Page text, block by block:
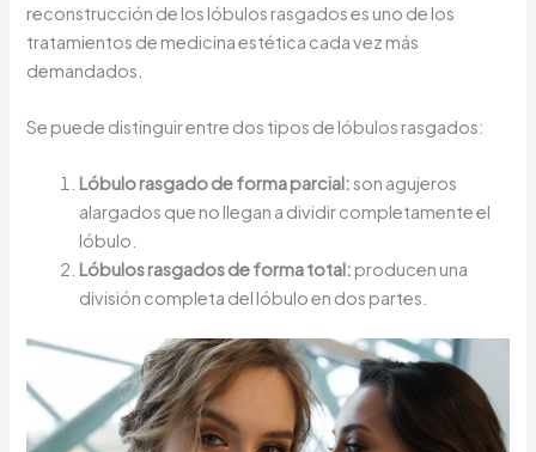
reconstrucción de los lóbulos rasgados es uno de los
tratamientos de medicina estética cada vez más
demandados.
Se puede distinguir entre dos tipos de lóbulos rasgados:
Lóbulo rasgado de forma parcial:son agujeros
alargados que no llegan a dividir completamente el
lóbulo.
Lóbulos rasgados de forma total: producen una
división completa del lóbulo en dos partes.